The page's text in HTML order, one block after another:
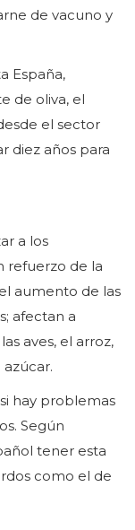
de vacuno y
España,
de oliva, el
el sector
diez años para
a los
refuerzo de la
aumento de las
afectan a
aves, el arroz,
hay problemas
Según
tener esta
como el de